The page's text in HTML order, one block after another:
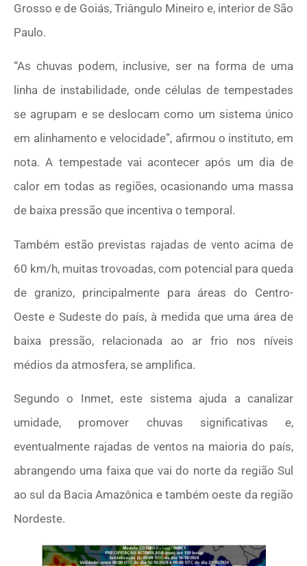
Grosso e de Goiás, Triângulo Mineiro e, interior de São
Paulo.
“As chuvas podem, inclusive, ser na forma de uma
linha de instabilidade, onde células de tempestades
se agrupam e se deslocam como um sistema único
em alinhamento e velocidade”, afirmou o instituto, em
nota. A tempestade vai acontecer após um dia de
calor em todas as regiões, ocasionando uma massa
de baixa pressão que incentiva o temporal.
Também estão previstas rajadas de vento acima de
60 km/h, muitas trovoadas, com potencial para queda
de granizo, principalmente para áreas do Centro-
Oeste e Sudeste do país, à medida que uma área de
baixa pressão, relacionada ao ar frio nos níveis
médios da atmosfera, se amplifica.
Segundo o Inmet, este sistema ajuda a canalizar
umidade, promover chuvas significativas e,
eventualmente rajadas de ventos na maioria do país,
abrangendo uma faixa que vai do norte da região Sul
ao sul da Bacia Amazônica e também oeste da região
Nordeste.